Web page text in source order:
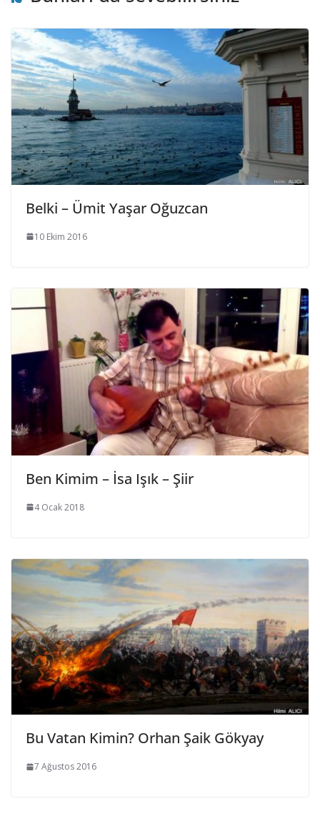
Belki – Ümit Yaşar Oğuzcan
10 Ekim 2016
Ben Kimim – İsa Işık – Şiir
4 Ocak 2018
Bu Vatan Kimin? Orhan Şaik Gökyay
7 Ağustos 2016